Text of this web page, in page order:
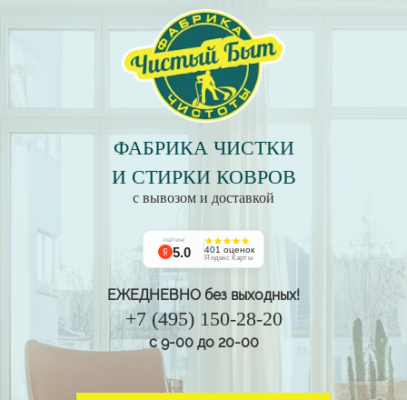
ФАБРИКА ЧИСТКИ
И СТИРКИ КОВРОВ
с вывозом и доставкой
РЕЙТИНГ
5.0 401 оценок
Яндекс Карты
ЕЖЕДНЕВНО без выходных!
+7 (495) 150-28-20
с 9-00 до 20-00